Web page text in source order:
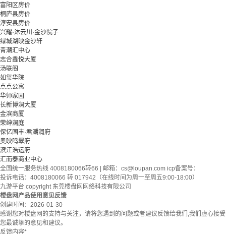
富阳区房价
桐庐县房价
淳安县房价
兴耀·沐云川·金沙院子
绿城湖映金沙轩
青潮汇中心
志合鑫悦大厦
汤联阁
如玺华院
点点公寓
华师家园
长新博澜大厦
金滨商厦
荣绅澜庭
保亿国丰·君潮润府
奥映鸣翠府
滨江浩运府
汇而泰商业中心
全国统一服务热线 4008180066转66 | 邮箱： cs@loupan.com icp备案号：
投诉电话：4008180066 转 017942（在线时间为周一至周五9:00-18:00）
九游平台 copyright 东莞楼盘网网络科技有限公司
楼盘网产品使用意见反馈
创建时间： 2026-01-30
感谢您对楼盘网的支持与关注，请将您遇到的问题或者建议反馈给我们,我们虚心接受
您最诚挚的意见和建议。
反馈内容*